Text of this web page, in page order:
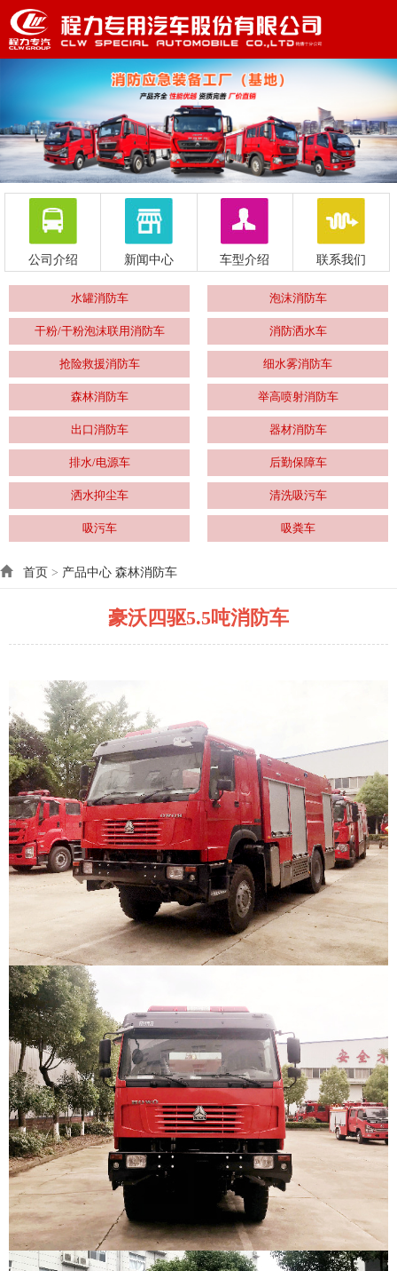
公司介绍 新闻中心 车型介绍 联系我们
水罐消防车 泡沫消防车
干粉/干粉泡沫联用消防车 消防洒水车
抢险救援消防车 细水雾消防车
森林消防车 举高喷射消防车
出口消防车 器材消防车
排水/电源车 后勤保障车
洒水抑尘车 清洗吸污车
吸污车 吸粪车
首页 > 产品中心 森林消防车
豪沃四驱5.5吨消防车